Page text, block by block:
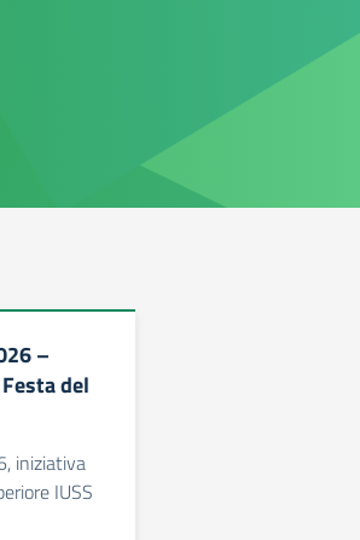
–
del
iniziativa
IUSS